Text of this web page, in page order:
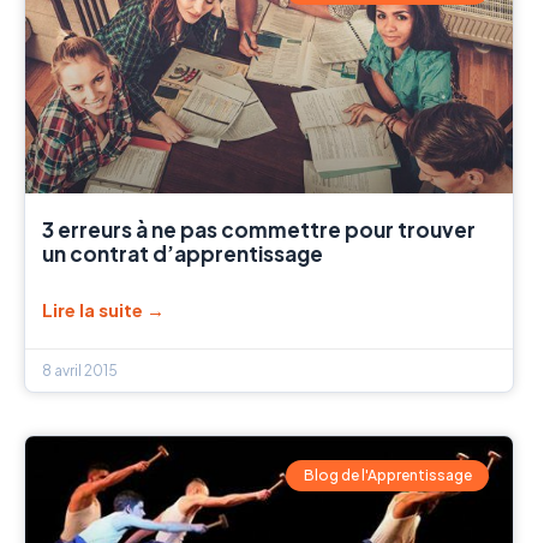
3 erreurs à ne pas commettre pour trouver
un contrat d’apprentissage
Lire la suite →
8 avril 2015
Blog de l'Apprentissage